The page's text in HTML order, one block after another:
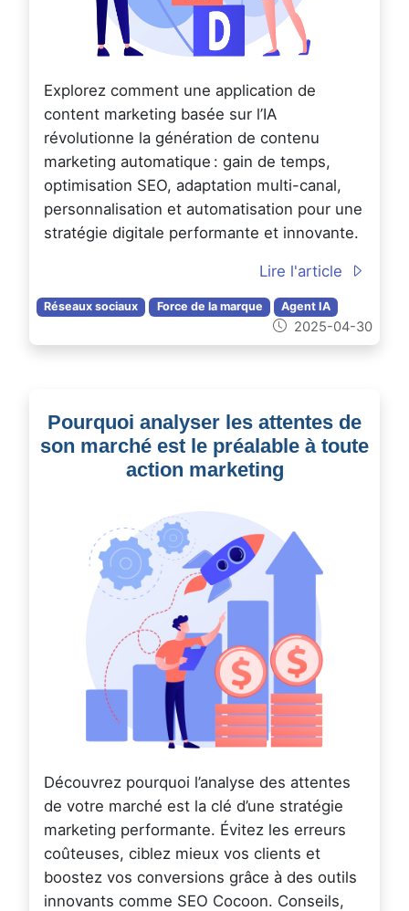
Explorez comment une application de
content marketing basée sur l’IA
révolutionne la génération de contenu
marketing automatique : gain de temps,
optimisation SEO, adaptation multi-canal,
personnalisation et automatisation pour une
stratégie digitale performante et innovante.
Lire l'article
Réseaux sociaux Force de la marque Agent IA
2025-04-30
Pourquoi analyser les attentes de
son marché est le préalable à toute
action marketing
Découvrez pourquoi l’analyse des attentes
de votre marché est la clé d’une stratégie
marketing performante. Évitez les erreurs
coûteuses, ciblez mieux vos clients et
boostez vos conversions grâce à des outils
innovants comme SEO Cocoon. Conseils,